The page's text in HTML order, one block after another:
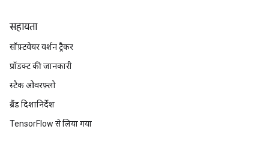
सहायता
सॉफ़्टवेयर वर्शन ट्रैकर
प्रॉडक्ट की जानकारी
स्टैक ओवरफ़्लो
ब्रैंड दिशानिर्देश
TensorFlow से लिया गया